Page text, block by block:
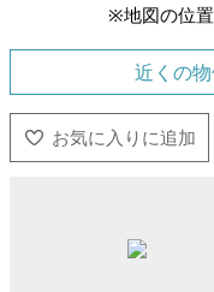
※地図の位
近くの